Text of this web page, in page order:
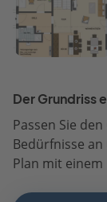
Der Grundriss
Passen Sie
Bedürfnisse
Plan mit